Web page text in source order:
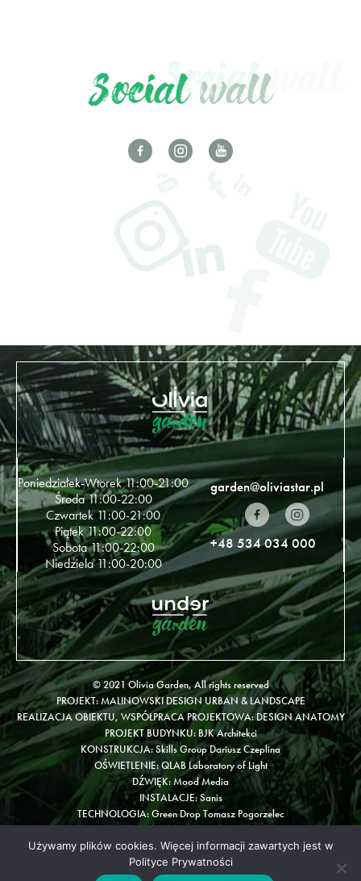
Socialwall
Socialwall
Poniedziałek-Wtorek 11:00-21:00
Środa 11:00-22:00
Czwartek 11:00-21:00
Piątek 11:00-22:00
Sobota 11:00-22:00
Niedziela 11:00-20:00
garden@oliviastar.pl
+48 534 034 000
© 2021 Olivia Garden, All rights reserved
PROJEKT: MALINOWSKI DESIGN URBAN & LANDSCAPE
REALIZACJA OBIEKTU, WSPÓŁPRACA PROJEKTOWA: DESIGN ANATOMY
PROJEKT BUDYNKU: BJK Architekci
KONSTRUKCJA: Skills Group Dariusz Czeplina
OŚWIETLENIE: QLAB Laboratory of Light
DŹWIĘK: Mood Media
INSTALACJE: Sanis
TECHNOLOGIA: Green Drop Tomasz Pogorzelec
Regulamin
Polityka prywatności
Project:
Używamy plików cookies. Więcej informacji zawartych jest w
Polityce Prywatności